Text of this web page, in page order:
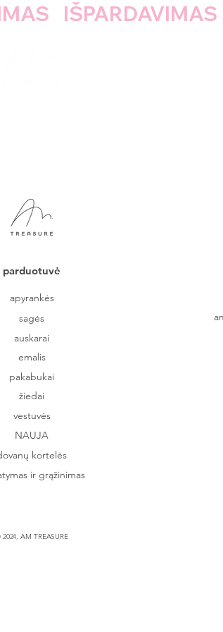
parduotuvė
apyrankės
sagės
auskarai
emalis
pakabukai
žiedai
vestuvės
NAUJA
kortelės
ir grąžinimas
AM TREASURE